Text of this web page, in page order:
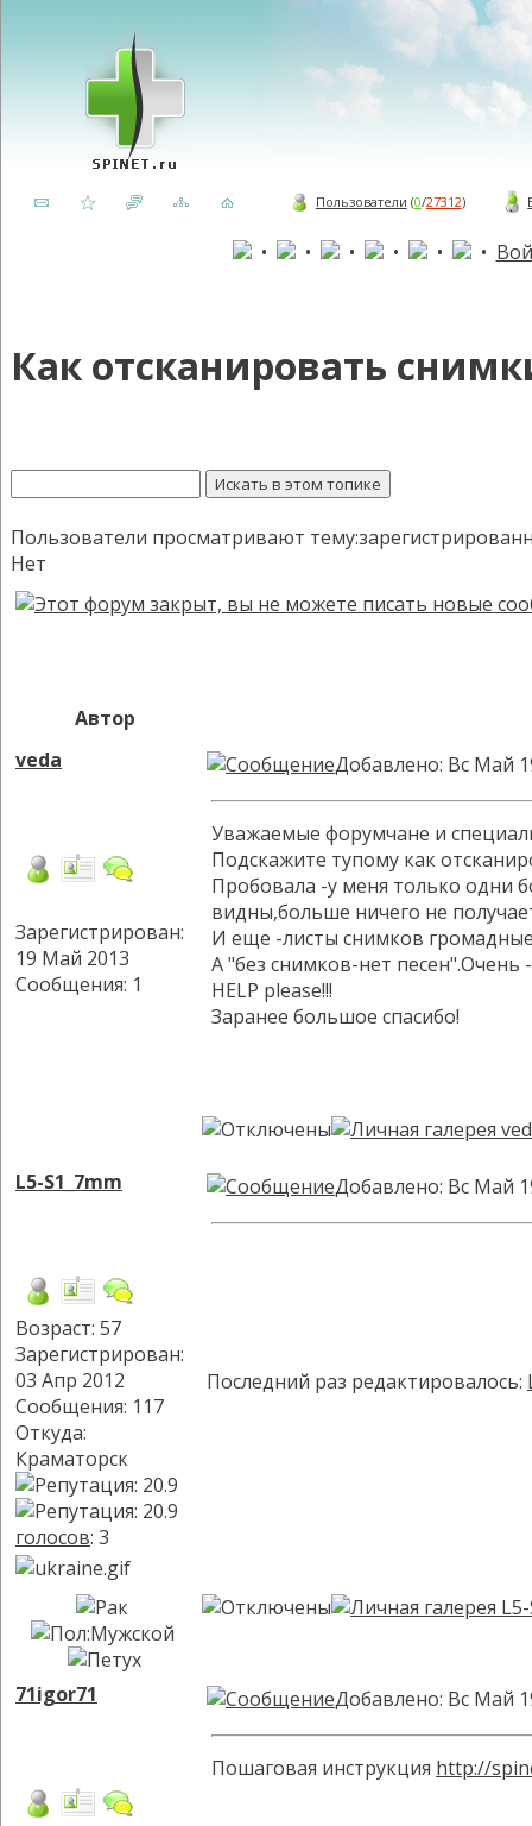
Пользователи (0/27312)
• • • • • •
Как отсканировать
Пользователи просматривают
Нет
Автор
veda
Зарегистрирован:
19 Май 2013
Сообщения: 1
Добавлено: Вс Май
Уважаемые форумчане и
Подскажите тупому как
Пробовала -у меня только одни
видны,больше ничего не
И еще -листы снимков
А "без снимков-нет песен".Очень
HELP please!!!
Заранее большое спасибо!
L5-S1_7mm
Возраст: 57
Зарегистрирован:
03 Апр 2012
Сообщения: 117
Откуда:
Краматорск
голосов: 3
Добавлено: Вс Май
Последний раз редактировалось:
71igor71 Добавлено: Вс Май
Пошаговая инструкция http://